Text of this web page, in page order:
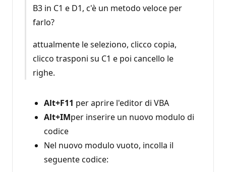
B3 in C1 e D1, c'è un metodo veloce per
farlo?
attualmente le seleziono, clicco copia,
clicco trasponi su C1 e poi cancello le
righe.
Alt+F11 per aprire l'editor di VBA
Alt+IMper inserire un nuovo modulo di
codice
Nel nuovo modulo vuoto, incolla il
seguente codice: